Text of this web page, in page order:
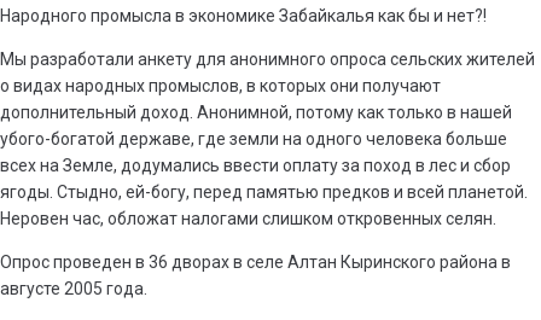
Народного промысла в экономике Забайкалья как бы и нет?!
Мы разработали анкету для анонимного опроса сельских жителей
о видах народных промыслов, в которых они получают
дополнительный доход. Анонимной, потому как только в нашей
убого-богатой державе, где земли на одного человека больше
всех на Земле, додумались ввести оплату за поход в лес и сбор
ягоды. Стыдно, ей-богу, перед памятью предков и всей планетой.
Неровен час, обложат налогами слишком откровенных селян.
Опрос проведен в 36 дворах в селе Алтан Кыринского района в
августе 2005 года.